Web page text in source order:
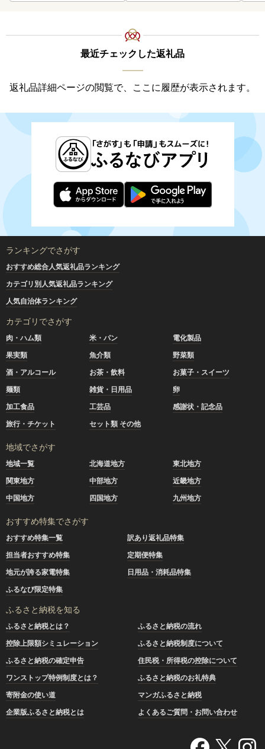
最近チェックした返礼品
返礼品詳細ページの閲覧で、ここに履歴が表示されます。
ランキングでさがす
おすすめ総合人気返礼品ランキング
カテゴリ別人気返礼品ランキング
人気自治体ランキング
カテゴリでさがす
肉・ハム類 米・パン
電化製品
果実類
魚介類
野菜類
酒・アルコール
お茶・飲料
お菓子・スイーツ
麺類
雑貨・日用品
卵
加工食品
工芸品
感謝状・記念品
旅行・チケット
セット類 その他
地域でさがす
地域一覧 北海道地方
東北地方
関東地方
中部地方
近畿地方
中国地方
四国地方 九州地方
おすすめ特集でさがす
おすすめ特集一覧
訳あり返礼品特集
担当者おすすめ特集
定期便特集
地元が誇る家電特集
日用品・消耗品特集
ふるなび限定特集
ふるさと納税を知る
ふるさと納税とは？
ふるさと納税の流れ
控除上限額シミュレーション
ふるさと納税制度について
ふるさと納税の確定申告
住民税・所得税の控除について
ワンストップ特例制度とは？
ふるさと納税のお礼特典
寄附金の使い道
マンガふるさと納税
企業版ふるさと納税とは
よくあるご質問・お問い合わせ